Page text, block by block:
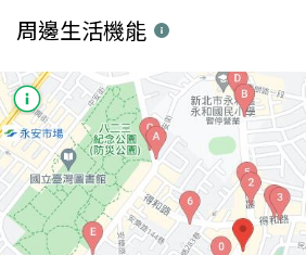
周邊生活機能